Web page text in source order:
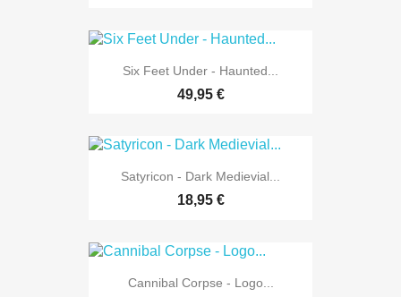
Six Feet Under - Haunted...
49,95 €
Satyricon - Dark Medievial...
18,95 €
Cannibal Corpse - Logo...